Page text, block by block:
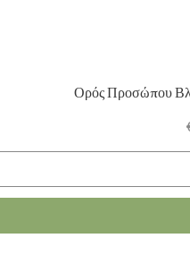
Ορός Προσώπου